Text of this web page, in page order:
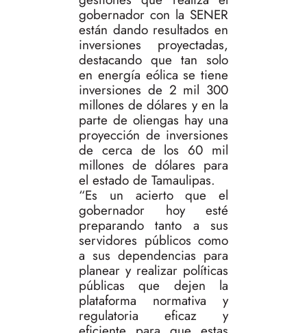
gobernador con la SENER
están dando resultados en
inversiones proyectadas,
destacando que tan solo
en energía eólica se tiene
inversiones de 2 mil 300
millones de dólares y en la
parte de oliengas hay una
proyección de inversiones
de cerca de los 60 mil
millones de dólares para
el estado de Tamaulipas.
“Es un acierto que el
gobernador hoy esté
preparando tanto a sus
servidores públicos como
a sus dependencias para
planear y realizar políticas
públicas que dejen la
plataforma normativa y
regulatoria eficaz y